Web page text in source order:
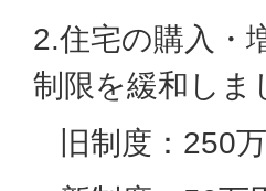
2.住宅の購入・
制限を緩和しま
旧制度：250